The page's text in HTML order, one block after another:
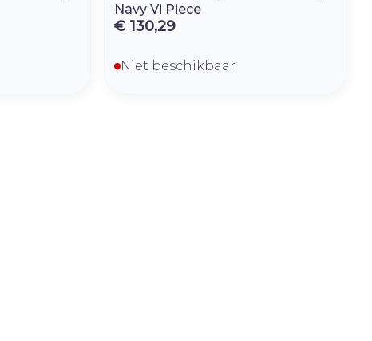
Navy Vi Piece
€ 130,29
Niet beschikbaar